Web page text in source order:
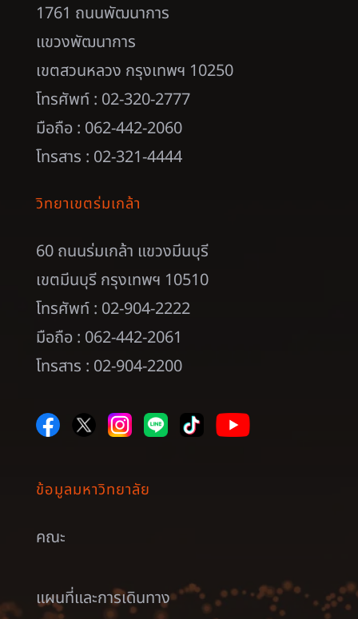
1761 ถนนพัฒนาการ
แขวงพัฒนาการ
เขตสวนหลวง กรุงเทพฯ 10250
โทรศัพท์ : 02-320-2777
มือถือ : 062-442-2060
โทรสาร : 02-321-4444
วิทยาเขตร่มเกล้า
60 ถนนร่มเกล้า แขวงมีนบุรี
เขตมีนบุรี กรุงเทพฯ 10510
โทรศัพท์ : 02-904-2222
มือถือ : 062-442-2061
โทรสาร : 02-904-2200
ข้อมูลมหาวิทยาลัย
คณะ
แผนที่และการเดินทาง